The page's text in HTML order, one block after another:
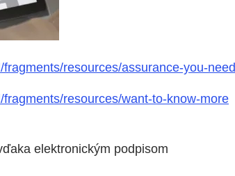
resources/assurance-you-need
resources/want-to-know-more
elektronickým podpisom